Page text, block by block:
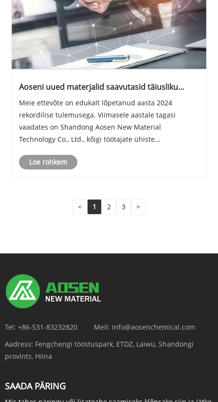
Aoseni uued materjalid saavutasid täiusliku
kõrgustesse
Meie ettevõte on edukalt lõpetanud aasta 2024
rekordilise tulemusega. Viimasele aastale tagasi
vaadates on Shandong Aosen New Material
Technology Co., Ltd., kõigi töötajate ühiste
riigisiseselt kui ka rahvusvaheliselt, saavutanud
Loe rohkem
< 1 2 3 >
Tel: +86-531-83232820 Meil: info@aosenchemical.com
Aadress: Fengchengi tööstuspark, ETDZ, Laiwu, Shandongi
provints, Hiina
SAADA PÄRING